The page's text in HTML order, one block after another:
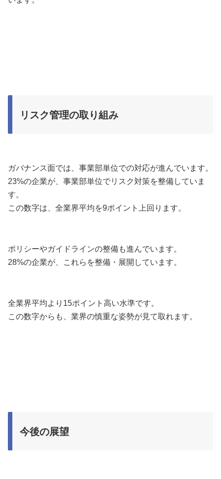
リスク管理の取り組み
ガバナンス面では、事業部単位での対応が進んでいます。
23%の企業が、事業部単位でリスク対策を整備していま
す。
この数字は、全業界平均を9ポイント上回ります。
ポリシーやガイドラインの整備も進んでいます。
28%の企業が、これらを整備・展開しています。
全業界平均より15ポイント高い水準です。
この数字からも、業界の慎重な姿勢が見て取れます。
今後の展望